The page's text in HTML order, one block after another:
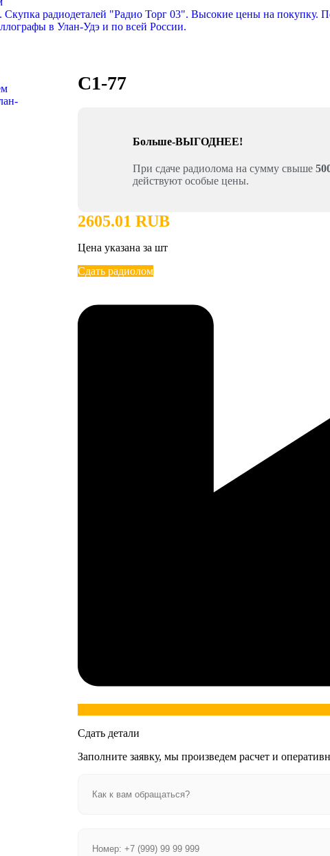
C1-77
Больше-ВЫГОДНЕЕ!
При сдаче радиолома на сумму свыше
действуют особые цены.
2605.01 RUB
Цена указана за шт
Сдать радиолом
Сдать детали
Заполните заявку, мы произведем расчет и